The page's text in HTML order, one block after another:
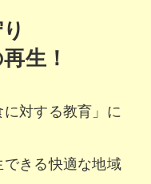
生！
対する教育」に
きる快適な地域